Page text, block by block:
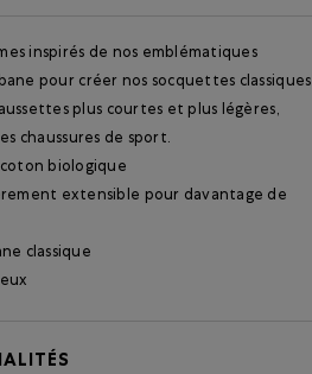
inspirés de nos emblématiques
pour créer nos socquettes classiques
plus courtes et plus légères,
chaussures de sport.
biologique
extensible pour davantage de
classique